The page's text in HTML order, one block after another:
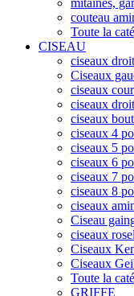
mitaines,
couteau
Toute la
CISEAU
ciseaux
Ciseaux
ciseaux
ciseaux droit
ciseaux
ciseaux 4
ciseaux 5
ciseaux 6
ciseaux 7
ciseaux 8
ciseaux
Ciseau
ciseaux
Ciseaux
Ciseaux
Toute la
GRIFFE